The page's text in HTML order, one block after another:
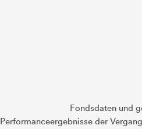
Fondsdaten und
Performanceergebnisse der